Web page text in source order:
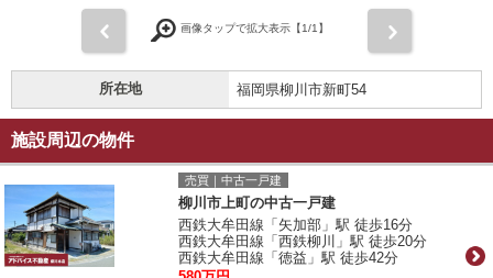
画像タップで拡大表示【1/1】
所在地 福岡県柳川市新町54
施設周辺の物件
売買｜中古一戸建
柳川市上町の中古一戸建
西鉄大牟田線「矢加部」駅 徒歩16分
西鉄大牟田線「西鉄柳川」駅 徒歩20分
西鉄大牟田線「徳益」駅 徒歩42分